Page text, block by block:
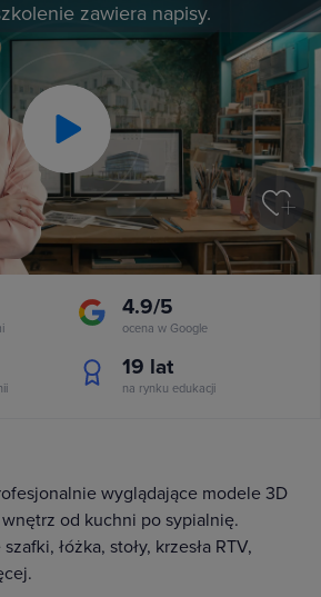
Play
zawiera napisy.
4.9/5
ocena w Google
19 lat
na rynku edukacji
wyglądające modele 3D
od kuchni po sypialnię.
łóżka, stoły, krzesła RTV,